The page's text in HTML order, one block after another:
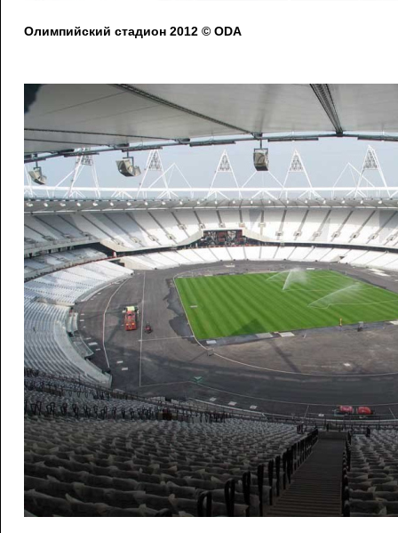
Олимпийский стадион 2012 © ODA